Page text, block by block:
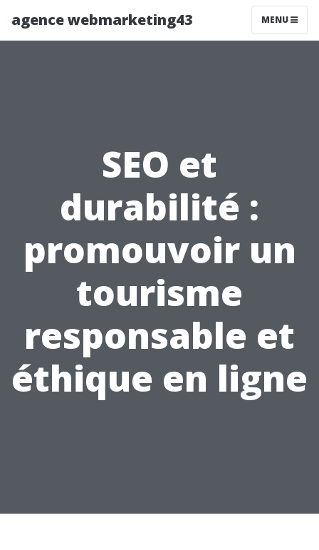
agence webmarketing43 MENU
SEO et
durabilité :
promouvoir un
tourisme
responsable et
éthique en ligne